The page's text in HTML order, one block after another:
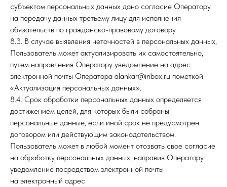
субъектом персональных данных дано согласие Оператору
на передачу данных третьему лицу для исполнения
обязательств по гражданско-правовому договору.
8.3. В случае выявления неточностей в персональных данных,
Пользователь может актуализировать их самостоятельно,
путем направления Оператору уведомление на адрес
электронной почты Оператора alankar@inbox.ru пометкой
«Актуализация персональных данных».
8.4. Срок обработки персональных данных определяется
достижением целей, для которых были собраны
персональные данные, если иной срок не предусмотрен
договором или действующим законодательством.
Пользователь может в любой момент отозвать свое согласие
на обработку персональных данных, направив Оператору
уведомление посредством электронной почты
на электронный адрес